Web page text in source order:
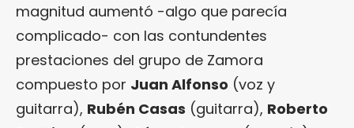
magnitud aumentó -algo que parecía
complicado- con las contundentes
prestaciones del grupo de Zamora
compuesto por Juan Alfonso (voz y
guitarra), Rubén Casas (guitarra), Roberto